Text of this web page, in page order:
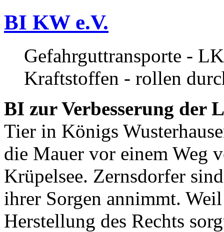
BI KW e.V.
Gefahrguttransporte -
Kraftstoffen - rollen
BI zur Verbesserung der
Tier in Königs
die Mauer vor einem Weg
Krüpelsee. Zernsdorfer
ihrer Sorgen annimmt.
Herstellung des Rechts